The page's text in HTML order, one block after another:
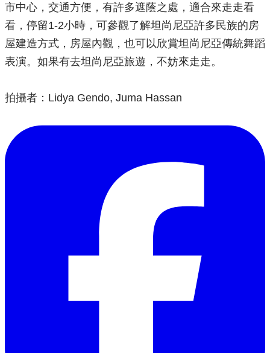
市中心，交通方便，有許多遮蔭之處，適合來走走看
看，停留1-2小時，可參觀了解坦尚尼亞許多民族的房
屋建造方式，房屋內觀，也可以欣賞坦尚尼亞傳統舞蹈
表演。如果有去坦尚尼亞旅遊，不妨來走走。
拍攝者：Lidya Gendo, Juma Hassan